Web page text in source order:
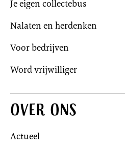
Je eigen collectebus
Nalaten en herdenken
Voor bedrijven
Word vrijwilliger
Over ons
Actueel